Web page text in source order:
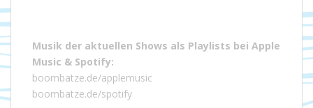
Musik der aktuellen Shows als Playlists bei Apple
Music & Spotify:
boombatze.de/applemusic
boombatze.de/spotify